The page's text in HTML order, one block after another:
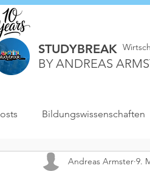
STUDYBREAK
BY ANDREAS
Bildungswissenschaften
Andreas Armster 9.